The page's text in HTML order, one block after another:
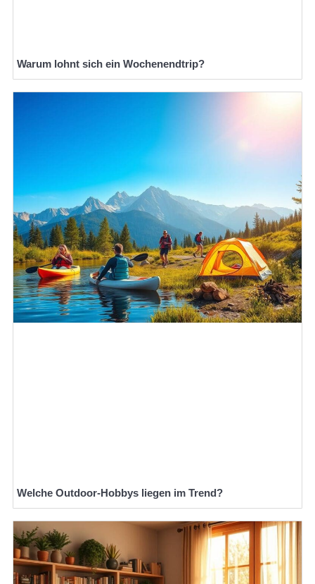
Warum lohnt sich ein Wochenendtrip?
Welche Outdoor-Hobbys liegen im Trend?